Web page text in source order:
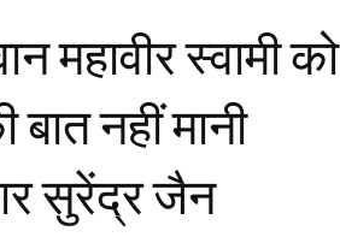
महावीर स्वामी को
नहीं मानी
सुरेंद्र जैन